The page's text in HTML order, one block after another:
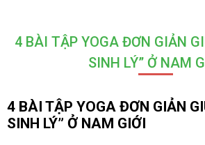
4 BÀI TẬP YOGA ĐƠN GIẢN
SINH LÝ” Ở NAM
4 BÀI TẬP YOGA ĐƠN GIẢN
SINH LÝ” Ở NAM GIỚI